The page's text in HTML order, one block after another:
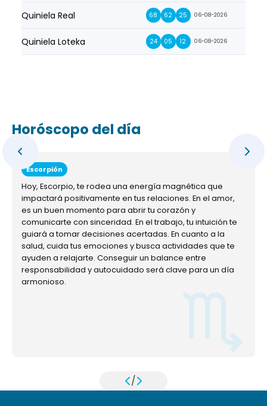
Quiniela Real 68 62 25 06-08-2026
Quiniela Loteka 24 05 12 06-08-2026
Horóscopo del día
Escorpión
Hoy, Escorpio, te rodea una energía magnética que
impactará positivamente en tus relaciones. En el amor,
es un buen momento para abrir tu corazón y
comunicarte con sinceridad. En el trabajo, tu intuición te
guiará a tomar decisiones acertadas. En cuanto a la
salud, cuida tus emociones y busca actividades que te
ayuden a relajarte. Conseguir un balance entre
responsabilidad y autocuidado será clave para un día
armonioso.
/